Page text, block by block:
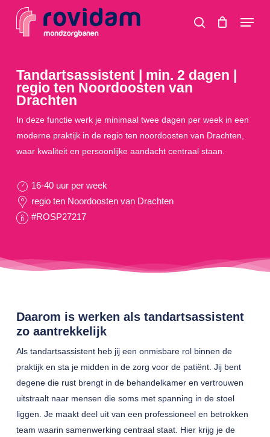
search
Menu
Tandartsassistent | min. 2 dagen |
regio ten Noordoosten van
Drachten
In deze functie werk je minimaal twee dagen per week in een
moderne praktijk in de regio ten noordoosten van Drachten,
waar kwaliteit en persoonlijke aandacht centraal staan.
16-40 uur per week
regio ten Noordoosten van Drachten
#ROSP27217
Daarom is werken als tandartsassistent
zo aantrekkelijk
Als tandartsassistent heb jij een onmisbare rol binnen de
praktijk en sta je midden in de zorg voor de patiënt. Jij bent
degene die rust brengt in de behandelkamer en vertrouwen
uitstraalt naar mensen die soms met spanning in de stoel
liggen. Je maakt deel uit van een professioneel en betrokken
team waarin samenwerking centraal staat. Hier krijg je de